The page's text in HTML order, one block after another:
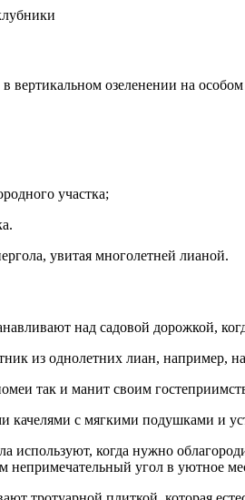
вертикальном озеленении на
участка;
увитая многолетней лианой.
над садовой дорожкой,
из однолетних лиан, например,
так и манит своим
с мягкими подушками и
используют, когда нужно
непримечательный угол в уютное